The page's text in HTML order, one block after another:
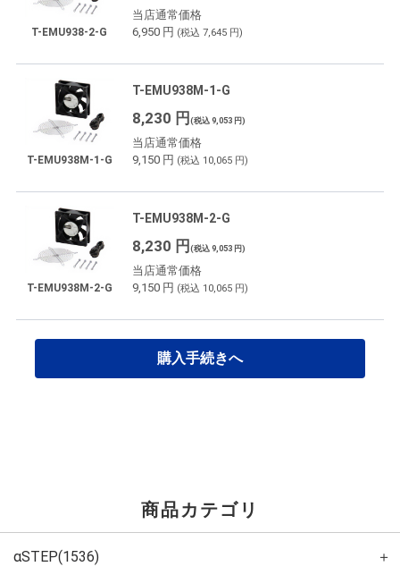
T-EMU938-2-G
当店通常価格
6,950 円 (税込 7,645 円)
T-EMU938M-1-G
T-EMU938M-1-G
8,230 円(税込 9,053 円)
当店通常価格
9,150 円 (税込 10,065 円)
T-EMU938M-2-G
T-EMU938M-2-G
8,230 円(税込 9,053 円)
当店通常価格
9,150 円 (税込 10,065 円)
購入手続きへ
商品カテゴリ
αSTEP(1536) ＋